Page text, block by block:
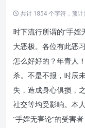
共计 1854 个字符，预计
时下流行所谓的“手
大恶极。各位有此恶
怎么好好的？年青人
杀。不是不报，时辰
失，造成身心俱损，
社交等均受影响。本
“手婬无害论”的受害